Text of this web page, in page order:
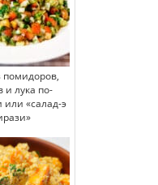
помидоров,
и лука по-
или «салад-э